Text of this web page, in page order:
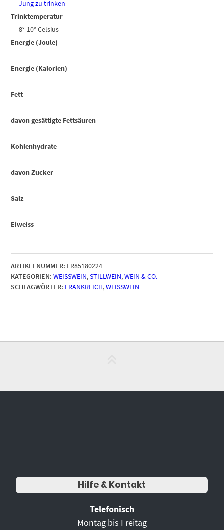
Jung zu trinken
Trinktemperatur
8°-10° Celsius
Energie (Joule)
–
Energie (Kalorien)
–
Fett
–
davon gesättigte Fettsäuren
–
Kohlenhydrate
–
davon Zucker
–
Salz
–
Eiweiss
–
ARTIKELNUMMER: FR85180224
KATEGORIEN: WEISSWEIN ,STILLWEIN,WEIN & CO.
SCHLAGWÖRTER: FRANKREICH,WEISSWEIN
Hilfe & Kontakt
Telefonisch
Montag bis Freitag